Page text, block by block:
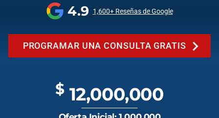
4.9 1,600+ Reseñas de Google
PROGRAMAR UNA CONSULTA GRATIS
$ 12,000,000